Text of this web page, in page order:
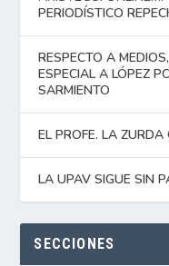
PERIODÍSTICO
RESPECTO A
ESPECIAL A LÓPEZ
SARMIENTO
EL PROFE. LA ZURDA
LA UPAV SIGUE SIN
SECCIONES